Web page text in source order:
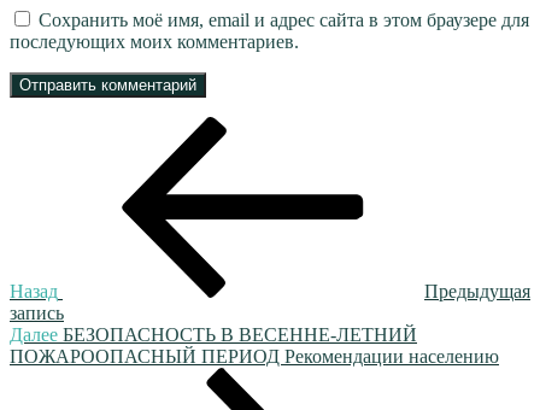
Сохранить моё имя, email и адрес сайта в этом браузере для
последующих моих комментариев.
Назад
Предыдущая
запись
Следующая
запись
Далее БЕЗОПАСНОСТЬ В ВЕСЕННЕ-ЛЕТНИЙ
ПОЖАРООПАСНЫЙ ПЕРИОД Рекомендации населению